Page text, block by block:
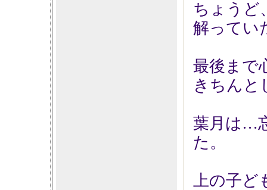
ちょうど
解ってい
最後まで
きちんと
葉月は…
た。
上の子ど